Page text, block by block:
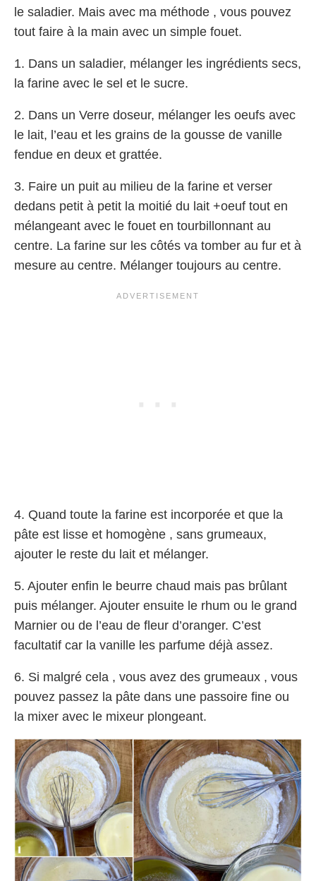
le saladier. Mais avec ma méthode , vous pouvez
tout faire à la main avec un simple fouet.
1. Dans un saladier, mélanger les ingrédients secs,
la farine avec le sel et le sucre.
2. Dans un Verre doseur, mélanger les oeufs avec
le lait, l’eau et les grains de la gousse de vanille
fendue en deux et grattée.
3. Faire un puit au milieu de la farine et verser
dedans petit à petit la moitié du lait +oeuf tout en
mélangeant avec le fouet en tourbillonnant au
centre. La farine sur les côtés va tomber au fur et à
mesure au centre. Mélanger toujours au centre.
4. Quand toute la farine est incorporée et que la
pâte est lisse et homogène , sans grumeaux,
ajouter le reste du lait et mélanger.
5. Ajouter enfin le beurre chaud mais pas brûlant
puis mélanger. Ajouter ensuite le rhum ou le grand
Marnier ou de l’eau de fleur d’oranger. C’est
facultatif car la vanille les parfume déjà assez.
6. Si malgré cela , vous avez des grumeaux , vous
pouvez passez la pâte dans une passoire fine ou
la mixer avec le mixeur plongeant.